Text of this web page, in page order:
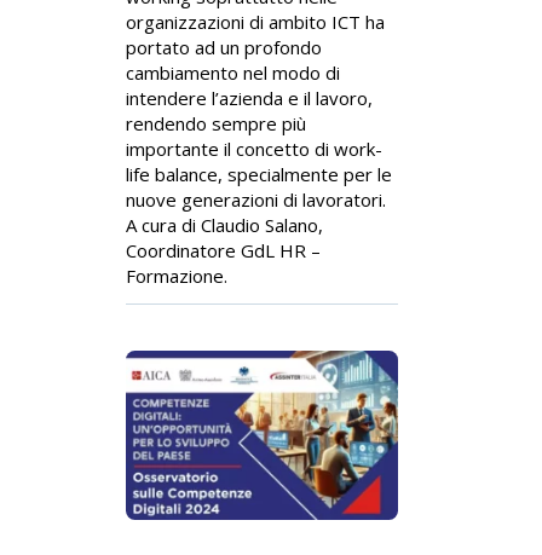
organizzazioni di ambito ICT ha
portato ad un profondo
cambiamento nel modo di
intendere l’azienda e il lavoro,
rendendo sempre più
importante il concetto di work-
life balance, specialmente per le
nuove generazioni di lavoratori.
A cura di Claudio Salano,
Coordinatore GdL HR –
Formazione.